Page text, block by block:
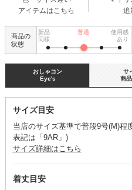
アイテムはこちら
追
商品の
状態
新品
同様
普通
使用感
あり
おしゃコン
Eye's
サイズ目安
当店のサイズ基準で普段9号(M)程
表記は「9AR」)
サイズ詳細はこちら
着丈目安
サ
商